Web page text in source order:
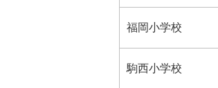
福岡小学校
駒西小学校